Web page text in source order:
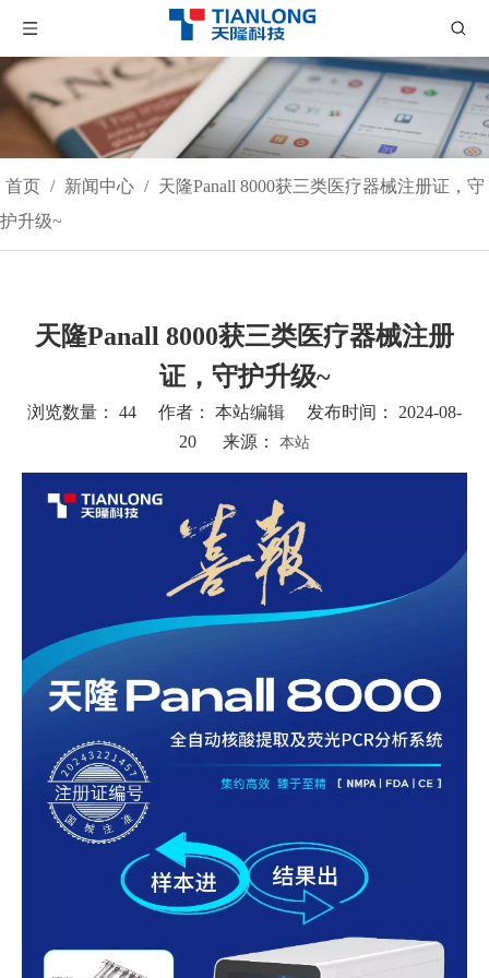
首页 / 新闻中心 / 天隆Panall 8000获三类医疗器械注册证，守
护升级~
天隆Panall 8000获三类医疗器械注册
证，守护升级~
浏览数量： 44 作者： 本站编辑 发布时间： 2024-08-
20 来源： 本站
["wechat","weibo","qzone","douban","email"]